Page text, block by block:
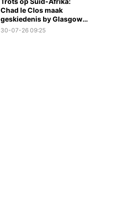
Chad le Clos maak
geskiedenis by Glasgow
2026
30-07-26 09:25